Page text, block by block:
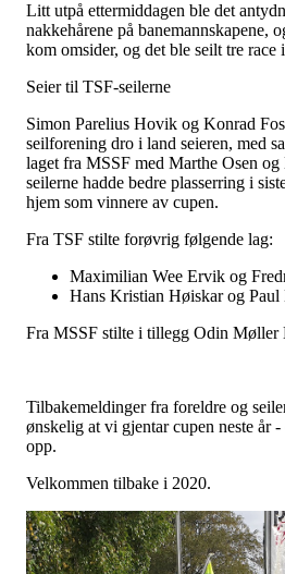
Litt utpå ettermiddagen ble det
nakkehårene på banemannskapene,
kom omsider, og det ble seilt tre
Seier til TSF-seilerne
Simon Parelius Hovik og Konrad
seilforening dro i land seieren, med
laget fra MSSF med Marthe Osen
seilerne hadde bedre plasserring i
hjem som vinnere av cupen.
Fra TSF stilte forøvrig følgende lag:
Maximilian Wee Ervik og
Hans Kristian Høiskar og Paul
Fra MSSF stilte i tillegg Odin Møller
Tilbakemeldinger fra foreldre og
ønskelig at vi gjentar cupen neste år
opp.
Velkommen tilbake i 2020.